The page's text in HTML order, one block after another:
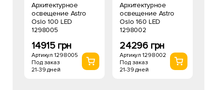
Архитектурное
освещение Astro
Oslo 100 LED
1298005
14915 грн
Артикул 1298005
Под заказ
21-39 дней
Архитектурное
освещение Astro
Oslo 160 LED
1298002
24296 грн
Артикул 1298002
Под заказ
21-39 дней